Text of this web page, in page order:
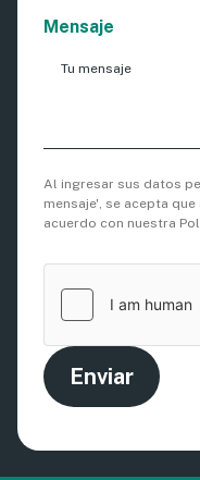
Mensaje
Al ingresar sus datos
mensaje', se acepta
acuerdo con nuestra